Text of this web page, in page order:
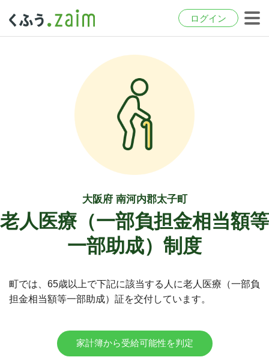
ログイン
大阪府 南河内郡太子町
老人医療（一部負担金相当額等
一部助成）制度
町では、65歳以上で下記に該当する人に老人医療（一部負
担金相当額等一部助成）証を交付しています。
家計簿から受給可能性を判定